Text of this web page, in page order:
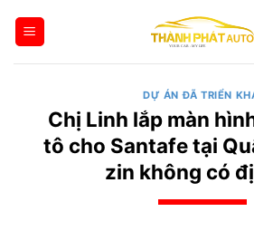
qua
DỰ ÁN ĐÃ TRIỂN
Chị Linh lắp màn
tô cho Santafe tại
zin không có